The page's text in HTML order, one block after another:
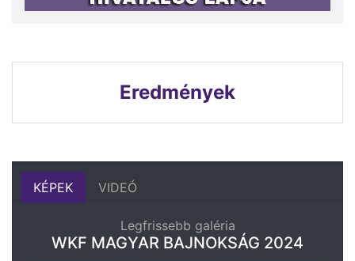
Eredmények
KÉPEK VIDEÓ
Legfrissebb galéria
WKF MAGYAR BAJNOKSÁG 2024